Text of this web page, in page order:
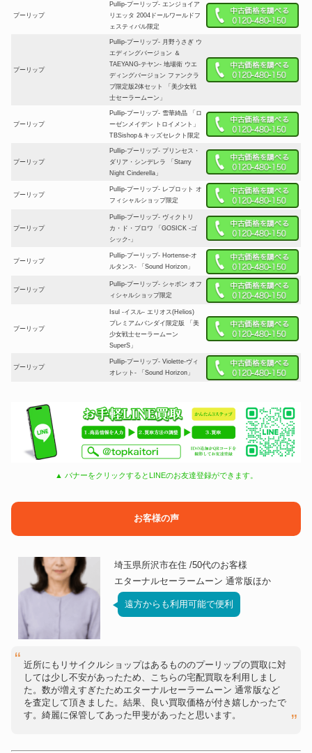
プーリップ
Pullip-プーリップ- エンジョイア
リエッタ 2004ドールワールドフ
ェスティバル限定
プーリップ
Pullip-プーリップ- 月野うさぎ ウ
エディングバージョン ＆
TAEYANG-テヤン- 地場衛 ウエ
ディングバージョン ファンクラ
ブ限定版2体セット 「美少女戦
士セーラームーン」
プーリップ
Pullip-プーリップ- 雪華綺晶 「ロ
ーゼンメイデン トロイメント」
TBSishop＆キッズセレクト限定
プーリップ
Pullip-プーリップ- プリンセス・
ダリア・シンデレラ 「Starry
Night Cinderella」
プーリップ
Pullip-プーリップ- レプロット オ
フィシャルショップ限定
プーリップ
Pullip-プーリップ- ヴィクトリ
カ・ド・ブロワ 「GOSICK -ゴ
シック-」
プーリップ
Pullip-プーリップ- Hortense-オ
ルタンス- 「Sound Horizon」
プーリップ
Pullip-プーリップ- シャボン オフ
ィシャルショップ限定
プーリップ
Isul -イスル- エリオス(Helios)
プレミアムバンダイ限定版 「美
少女戦士セーラームーン
SuperS」
プーリップ
Pullip-プーリップ- Violette-ヴィ
オレット- 「Sound Horizon」
▲ バナーをクリックするとLINEのお友達登録ができます。
お客様の声
埼玉県所沢市在住 /50代のお客様
エターナルセーラームーン 通常版ほか
遠方からも利用可能で便利
近所にもリサイクルショップはあるもののプーリップの買取に対
しては少し不安があったため、こちらの宅配買取を利用しまし
た。数が増えすぎたためエターナルセーラームーン 通常版など
を査定して頂きました。結果、良い買取価格が付き嬉しかったで
す。綺麗に保管してあった甲斐があったと思います。